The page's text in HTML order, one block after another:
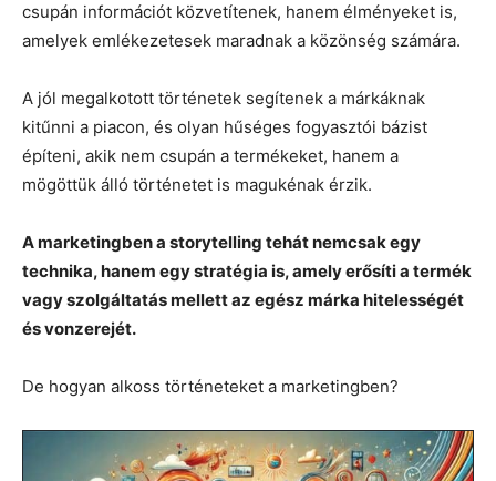
csupán információt közvetítenek, hanem élményeket is,
amelyek emlékezetesek maradnak a közönség számára.
A jól megalkotott történetek segítenek a márkáknak
kitűnni a piacon, és olyan hűséges fogyasztói bázist
építeni, akik nem csupán a termékeket, hanem a
mögöttük álló történetet is magukénak érzik.
A marketingben a storytelling tehát nemcsak egy
technika, hanem egy stratégia is, amely erősíti a termék
vagy szolgáltatás mellett az egész márka hitelességét
és vonzerejét.
De hogyan alkoss történeteket a marketingben?